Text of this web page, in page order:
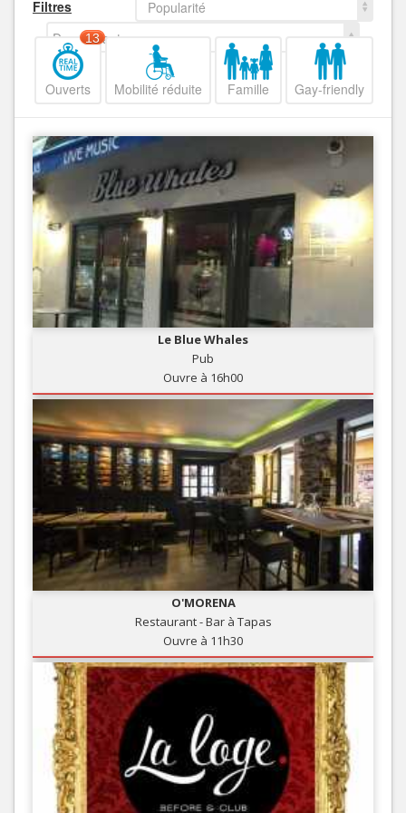
Filtres
Popularité
Decroissant
Ouverts
13
Mobilité réduite Famille Gay-friendly
Le Blue Whales
Pub
Ouvre à 16h00
O'MORENA
Restaurant - Bar à Tapas
Ouvre à 11h30